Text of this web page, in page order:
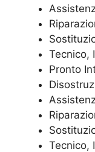
Tecnico,
Pronto
Tecnico,